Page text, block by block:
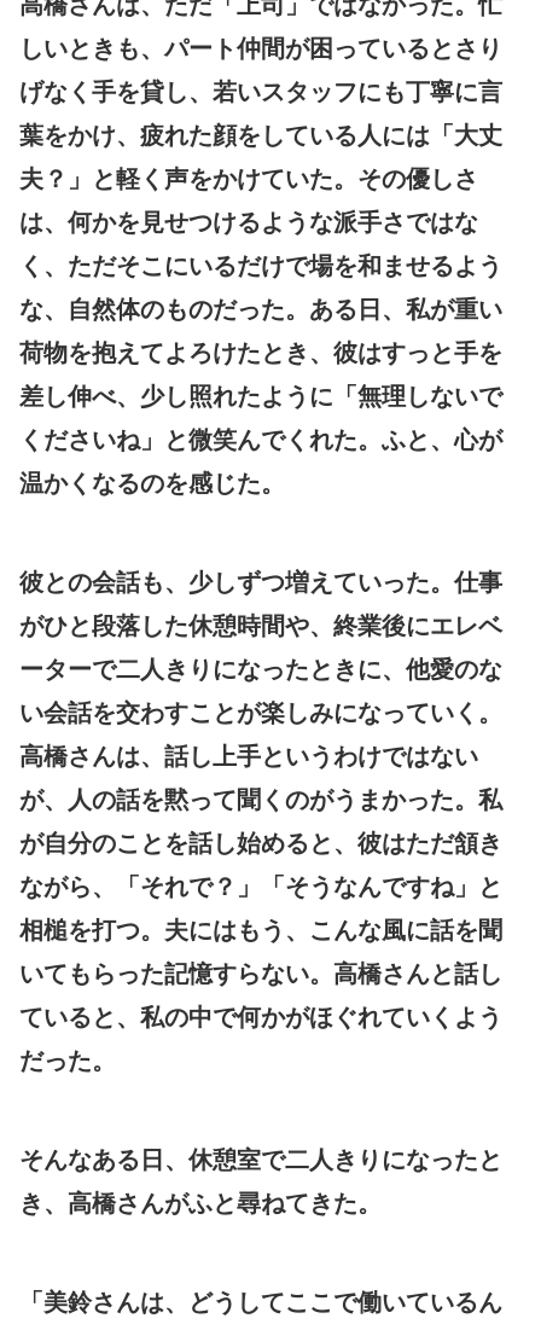
しいときも、パート仲間が困っているとさり
げなく手を貸し、若いスタッフにも丁寧に言
葉をかけ、疲れた顔をしている人には「大丈
夫？」と軽く声をかけていた。その優しさ
は、何かを見せつけるような派手さではな
く、ただそこにいるだけで場を和ませるよう
な、自然体のものだった。ある日、私が重い
荷物を抱えてよろけたとき、彼はすっと手を
差し伸べ、少し照れたように「無理しないで
くださいね」と微笑んでくれた。ふと、心が
温かくなるのを感じた。
彼との会話も、少しずつ増えていった。仕事
がひと段落した休憩時間や、終業後にエレベ
ーターで二人きりになったときに、他愛のな
い会話を交わすことが楽しみになっていく。
高橋さんは、話し上手というわけではない
が、人の話を黙って聞くのがうまかった。私
が自分のことを話し始めると、彼はただ頷き
ながら、「それで？」「そうなんですね」と
相槌を打つ。夫にはもう、こんな風に話を聞
いてもらった記憶すらない。高橋さんと話し
ていると、私の中で何かがほぐれていくよう
だった。
そんなある日、休憩室で二人きりになったと
き、高橋さんがふと尋ねてきた。
「美鈴さんは、どうしてここで働いているん